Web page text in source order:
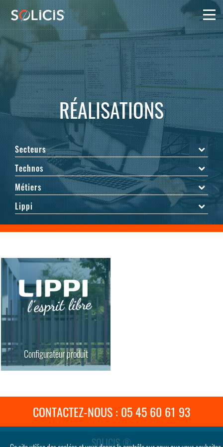
RÉALISATIONS
Secteurs
Technos
Métiers
Lippi
Configurateur produit
CONTACTEZ-NOUS : 05 45 60 61 93
SOLICIS ®
Panneau de gestion des cookies